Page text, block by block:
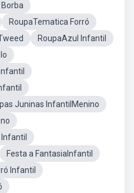
RoupaTematica Forró
RoupaAzul Infantil
Juninas InfantilMenino
Festa a FantasiaInfantil
Infantil